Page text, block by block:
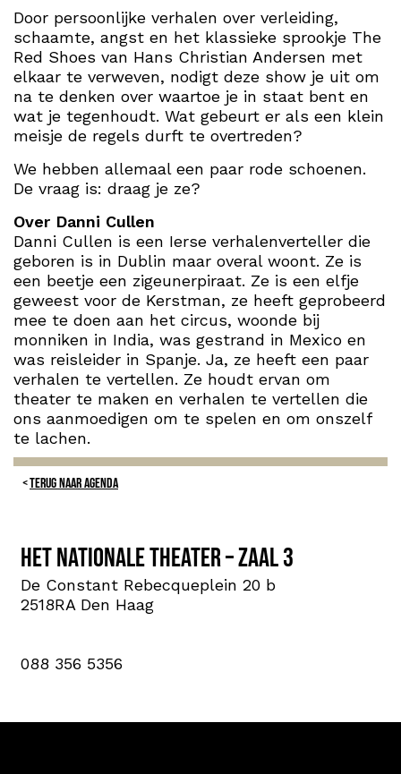
Door persoonlijke verhalen over verleiding,
schaamte, angst en het klassieke sprookje The
Red Shoes van Hans Christian Andersen met
elkaar te verweven, nodigt deze show je uit om
na te denken over waartoe je in staat bent en
wat je tegenhoudt. Wat gebeurt er als een klein
meisje de regels durft te overtreden?
We hebben allemaal een paar rode schoenen.
De vraag is: draag je ze?
Over Danni Cullen
Danni Cullen is een Ierse verhalenverteller die
geboren is in Dublin maar overal woont. Ze is
een beetje een zigeunerpiraat. Ze is een elfje
geweest voor de Kerstman, ze heeft geprobeerd
mee te doen aan het circus, woonde bij
monniken in India, was gestrand in Mexico en
was reisleider in Spanje. Ja, ze heeft een paar
verhalen te vertellen. Ze houdt ervan om
theater te maken en verhalen te vertellen die
ons aanmoedigen om te spelen en om onszelf
te lachen.
TERUG NAAR AGENDA
Het Nationale Theater – Zaal 3
De Constant Rebecqueplein 20 b
2518RA Den Haag
088 356 5356